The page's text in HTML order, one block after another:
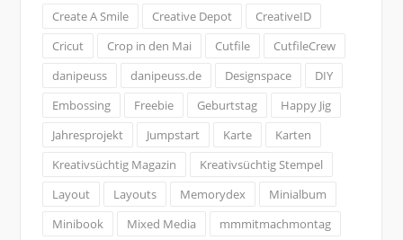
Create A Smile
Creative Depot
CreativeID
Cricut
Crop in den Mai Cutfile
CutfileCrew
danipeuss
danipeuss.de Designspace
DIY
Embossing
Freebie Geburtstag
Happy Jig
Jahresprojekt
Jumpstart Karte
Karten
Kreativsüchtig Magazin
Kreativsüchtig Stempel
Layout
Layouts Memorydex
Minialbum
Minibook
Mixed Media
mmmitmachmontag